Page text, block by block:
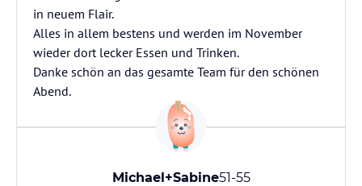
in neuem Flair.
Alles in allem bestens und werden im November
wieder dort lecker Essen und Trinken.
Danke schön an das gesamte Team für den schönen
Abend.
Michael+Sabine51-55